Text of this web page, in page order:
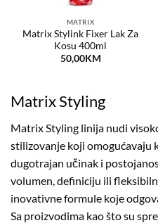
MATRIX
Matrix Stylink Fixer Lak Za
Kosu 400ml
50,00KM
Matrix Styling
Matrix Styling linija nudi
stilizovanje koji omogućavaju
dugotrajan učinak i
volumen, definiciju ili
inovativne formule koje
Sa proizvodima kao što su